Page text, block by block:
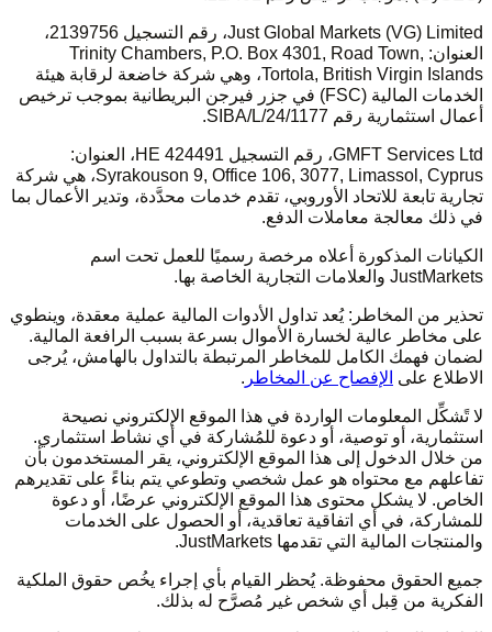
Just Global Markets (VG) Limited، رقم التسجيل 2139756،
العنوان: Trinity Chambers, P.O. Box 4301, Road Town,
Tortola, British Virgin Islands، وهي شركة خاضعة لرقابة هيئة
الخدمات المالية (FSC) في جزر فيرجن البريطانية بموجب ترخيص
أعمال استثمارية رقم SIBA/L/24/1177.
GMFT Services Ltd، رقم التسجيل HE 424491، العنوان:
Syrakouson 9, Office 106, 3077, Limassol, Cyprus، هي شركة
تجارية تابعة للاتحاد الأوروبي، تقدم خدمات محدَّدة، وتدير الأعمال بما
في ذلك معالجة معاملات الدفع.
الكيانات المذكورة أعلاه مرخصة رسميًا للعمل تحت اسم
JustMarkets والعلامات التجارية الخاصة بها.
تحذير من المخاطر: يُعد تداول الأدوات المالية عملية معقدة، وينطوي
على مخاطر عالية لخسارة الأموال بسرعة بسبب الرافعة المالية.
لضمان فهمك الكامل للمخاطر المرتبطة بالتداول بالهامش، يُرجى
الاطلاع على الإفصاح عن المخاطر .
لا تًشكِّل المعلومات الواردة في هذا الموقع الإلكتروني نصيحة
استثمارية، أو توصية، أو دعوة للمُشاركة في أي نشاط استثماري.
من خلال الدخول إلى هذا الموقع الإلكتروني، يقر المستخدمون بأن
تفاعلهم مع محتواه هو عمل شخصي وتطوعي يتم بناءً على تقديرهم
الخاص. لا يشكل محتوى هذا الموقع الإلكتروني عرضًا، أو دعوة
للمشاركة، في أي اتفاقية تعاقدية، أو الحصول على الخدمات
والمنتجات المالية التي تقدمها JustMarkets.
جميع الحقوق محفوظة. يُحظر القيام بأي إجراء يخُص حقوق الملكية
الفكرية من قِبل أي شخص غير مُصرَّح له بذلك.